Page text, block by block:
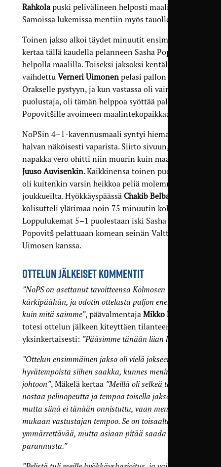
Rahkolapuski pelivälineen helposti maaliin.
Samoissa lukemissa mentiin myös tauolle.
Toinen jakso alkoi täydet minuutit ensimmäistä
kertaa tällä kaudella pelanneen Sasha Popovitšin
helpolla maalilla. Toiseksi jaksoksi kentälle
vaihdettu Verneri Uimonenpelasi pallon Riku
Orakselle pystyyn, ja kun vastassa oli vain yksi
puolustaja, oli tämän helppoa syöttää pallo
Popovitšille avoimeen maalintekopaikkaan.
NoPSin 4–1-kavennusmaali syntyi hieman
halvan näköisesti vaparista. Siirto sivuun, ja
napakka vero ohitti niin muurin kuin maalivahti
Juuso Auvisenkin. Kaikkinensa toinen puoliaika
oli kuitenkin varsin heikkoa peliä molemmilta
joukkueilta. Hyökkäyspäässä Chakib Belbachir
kolisutteli ylärimaa noin 75 minuutin kohdalla.
Loppulukemat 5–1 puolestaan iski Sasha
Popovitš pelattuaan komean seinän Valtteri
Uimosen kanssa.
OTTELUN JÄLKEISET KOMMENTIT
”NoPS on asettanut tavoitteensa Kolmosen
kärkipäähän, ja odotin ottelusta paljon enemmän
kuin mitä saimme”, päävalmentaja Mikko Mäkelä
totesi ottelun jälkeen kiteyttäen tilanteen
yksinkertaisesti: ”Pääsimme tänään liian helpolla.”
”Ottelun ensimmäinen jakso oli vielä jokseenkin
hyvätempoista siihen saakka, kunnes menimme 3-0
johtoon”, Mäkelä kertaa ”Meillä oli selkeä tavoite
nostaa pelinopeutta ja tempoa toisella jaksolla,
mutta siinä ei tänään onnistuttu, vaan menimme
mukaan vastustajan tempoo. Se on toisaalta
ymmärrettävää, mutta asiaan pitää saada jatkossa
parannusta.”